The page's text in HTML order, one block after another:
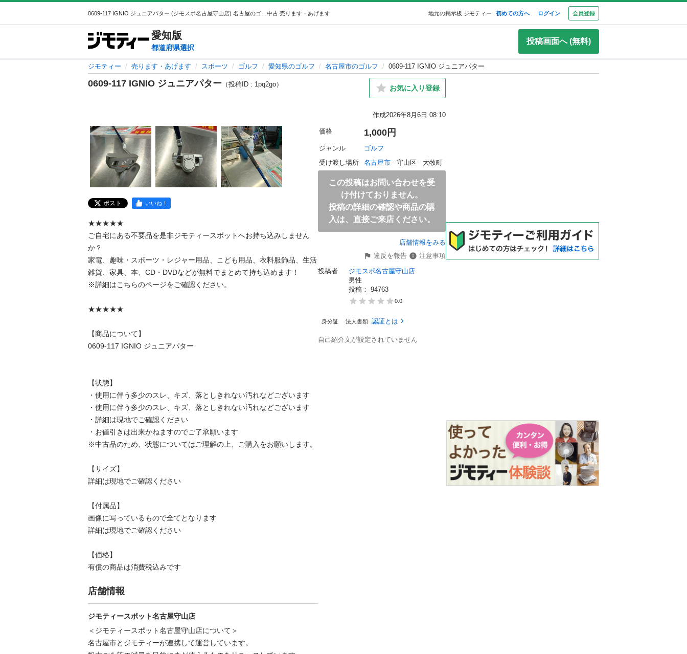
中古 売ります・あげます 地元の掲示板 ジモティー 初めての方へ ログイン 会員登録
愛知版
都道府県選択
投稿画面へ (無料)
ジモティー 売ります・あげます スポーツ ゴルフ 愛知県のゴルフ 名古屋市のゴルフ 0609-117 IGNIO ジュニアパター
0609-117 IGNIO ジュニアパター （投稿ID : 1pq2go） お気に入り登録
作成2026年8月6日 08:10
ポスト いいね！
★★★★★
ご自宅にある不要品を是非ジモティースポットへお持ち込みしません
か？
家電、趣味・スポーツ・レジャー用品、こども用品、衣料服飾品、生活
雑貨、家具、本、CD・DVDなどが無料でまとめて持ち込めます！
※詳細はこちらのページをご確認ください。
★★★★★
【商品について】
0609-117 IGNIO ジュニアパター
【状態】
・使用に伴う多少のスレ、キズ、落としきれない汚れなどございます
・使用に伴う多少のスレ、キズ、落としきれない汚れなどございます
・詳細は現地でご確認ください
・お値引きは出来かねますのでご了承願います
※中古品のため、状態についてはご理解の上、ご購入をお願いします。
【サイズ】
詳細は現地でご確認ください
【付属品】
画像に写っているもので全てとなります
詳細は現地でご確認ください
【価格】
有償の商品は消費税込みです
店舗情報
ジモティースポット名古屋守山店
＜ジモティースポット名古屋守山店について＞
名古屋市とジモティーが連携して運営しています。
価格 1,000円
ジャンル
ゴルフ
受け渡し場所
名古屋市 - 守山区 - 大牧町
この投稿はお問い合わせを受
け付けておりません。
投稿の詳細の確認や商品の購
入は、直接ご来店ください。
店舗情報をみる
違反を報告
注意事項
投稿者
ジモスポ名古屋守山店
男性
投稿： 94763
0.0
身分証 法人書類 認証とは
自己紹介文が設定されていません